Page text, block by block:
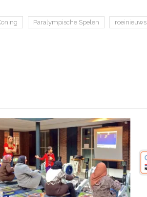
Paralympische Spelen roeinieuws